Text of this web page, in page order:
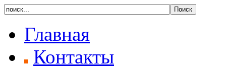
Главная
Контакты